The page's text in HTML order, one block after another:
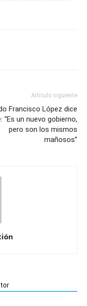
Artículo siguiente
Francisco López dice
“Es un nuevo gobierno,
pero son los mismos
mañosos”